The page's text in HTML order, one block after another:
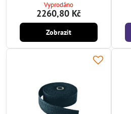
Vyprodáno
2260,80 Kč
Zobrazit